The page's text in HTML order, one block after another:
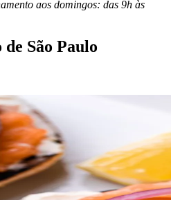
aos domingos: das 9h às
São Paulo